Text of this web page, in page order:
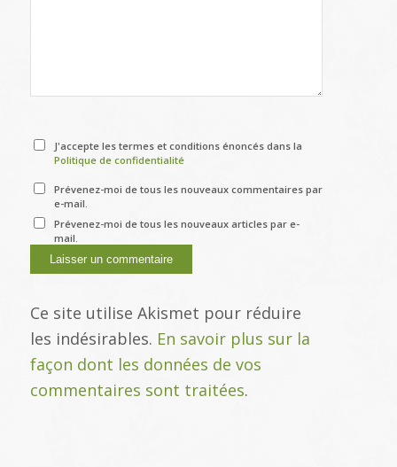
J'accepte les termes et conditions énoncés dans la
Politique de confidentialité
Prévenez-moi de tous les nouveaux commentaires par
e-mail.
Prévenez-moi de tous les nouveaux articles par e-
mail.
Ce site utilise Akismet pour réduire
les indésirables. En savoir plus sur la
façon dont les données de vos
commentaires sont traitées.